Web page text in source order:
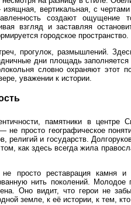
вертикальная, с чертами
создают ощущение
взгляд и заставляя
городское пространство.
прогулок, размышлений.
дни площадь
словно охраняют этот
уважении к истории.
памятники в центре
просто географическое
религий и государств.
как здесь всегда жила
просто реставрация камня и
нить поколений.
Оно видит, что герои не
земле, к её истории, к тем,